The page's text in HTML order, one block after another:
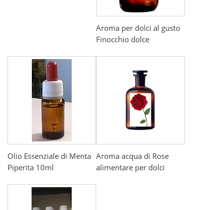
Aroma per dolci al gusto
Finocchio dolce
Olio Essenziale di Menta
Piperita 10ml
Aroma acqua di Rose
alimentare per dolci